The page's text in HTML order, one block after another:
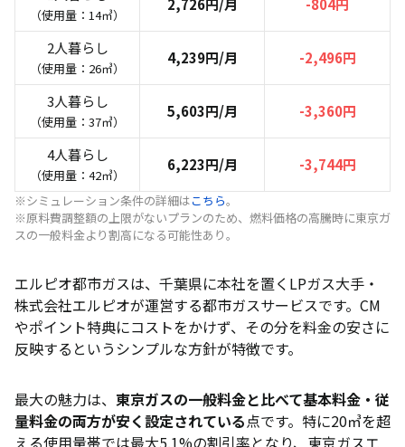
（使用量：14㎥）
2,726円/月 -804円
2人暮らし
（使用量：26㎥）
4,239円/月 -2,496円
3人暮らし
（使用量：37㎥）
5,603円/月 -3,360円
4人暮らし
（使用量：42㎥）
6,223円/月 -3,744円
※シミュレーション条件の詳細はこちら。
※原料費調整額の上限がないプランのため、燃料価格の高騰時に東京ガ
スの一般料金より割高になる可能性あり。
エルピオ都市ガスは、千葉県に本社を置くLPガス大手・
株式会社エルピオが運営する都市ガスサービスです。CM
やポイント特典にコストをかけず、その分を料金の安さに
反映するというシンプルな方針が特徴です。
最大の魅力は、 東京ガスの一般料金と比べて基本料金・従
量料金の両方が安く設定されている点です。特に20㎥を超
える使用量帯では最大5.1%の割引率となり、東京ガスエ